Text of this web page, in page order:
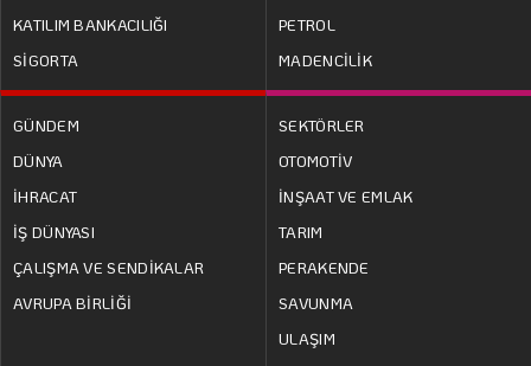
KATILIM BANKACILIĞI
SİGORTA
PETROL
MADENCİLİK
GÜNDEM
DÜNYA
İHRACAT
İŞ DÜNYASI
ÇALIŞMA VE SENDİKALAR
AVRUPA BİRLİĞİ
SEKTÖRLER
OTOMOTİV
İNŞAAT VE EMLAK
TARIM
PERAKENDE
SAVUNMA
ULAŞIM